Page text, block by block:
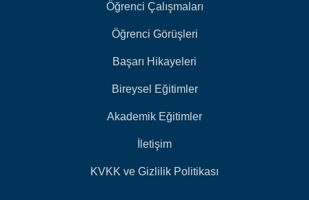
Öğrenci Çalışmaları
Öğrenci Görüşleri
Başarı Hikayeleri
Bireysel Eğitimler
Akademik Eğitimler
İletişim
KVKK ve Gizlilik Politikası